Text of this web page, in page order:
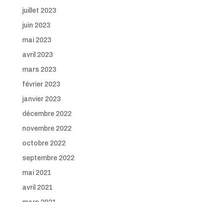
juillet 2023
juin 2023
mai 2023
avril 2023
mars 2023
février 2023
janvier 2023
décembre 2022
novembre 2022
octobre 2022
septembre 2022
mai 2021
avril 2021